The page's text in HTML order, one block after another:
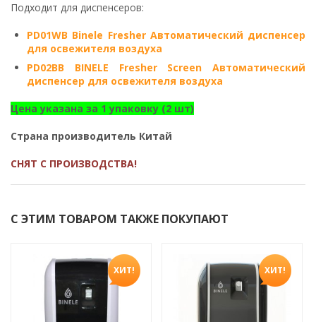
Подходит для диспенсеров:
PD01WB Binele Fresher Автоматический диспенсер
для освежителя воздуха
PD02BB BINELE Fresher Screen Автоматический
диспенсер для освежителя воздуха
Цена указана за 1 упаковку (2 шт)
Страна производитель Китай
СНЯТ С ПРОИЗВОДСТВА!
С ЭТИМ ТОВАРОМ ТАКЖЕ ПОКУПАЮТ
ХИТ! ХИТ!